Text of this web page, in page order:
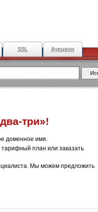
SSL Аукцион
три»!
доменное имя.
тарифный план или заказать
Мы можем предложить